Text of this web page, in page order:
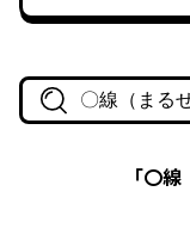
作品名・作家名
「〇線